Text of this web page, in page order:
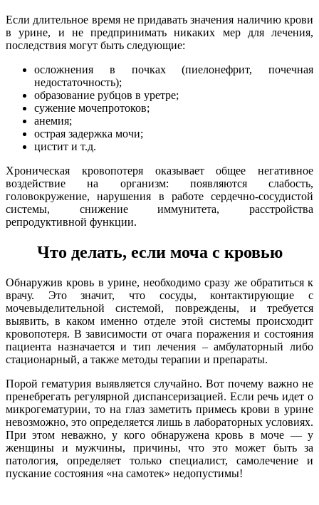
Если длительное время не придавать значения наличию крови
в урине, и не предпринимать никаких мер для лечения,
последствия могут быть следующие:
осложнения в почках (пиелонефрит, почечная
недостаточность);
образование рубцов в уретре;
сужение мочепротоков;
анемия;
острая задержка мочи;
цистит и т.д.
Хроническая кровопотеря оказывает общее негативное
воздействие на организм: появляются слабость,
головокружение, нарушения в работе сердечно-сосудистой
системы, снижение иммунитета, расстройства
репродуктивной функции.
Что делать, если моча с кровью
Обнаружив кровь в урине, необходимо сразу же обратиться к
врачу. Это значит, что сосуды, контактирующие с
мочевыделительной системой, повреждены, и требуется
выявить, в каком именно отделе этой системы происходит
кровопотеря. В зависимости от очага поражения и состояния
пациента назначается и тип лечения – амбулаторный либо
стационарный, а также методы терапии и препараты.
Порой гематурия выявляется случайно. Вот почему важно не
пренебрегать регулярной диспансеризацией. Если речь идет о
микрогематурии, то на глаз заметить примесь крови в урине
невозможно, это определяется лишь в лабораторных условиях.
При этом неважно, у кого обнаружена кровь в моче — у
женщины и мужчины, причины, что это может быть за
патология, определяет только специалист, самолечение и
пускание состояния «на самотек» недопустимы!